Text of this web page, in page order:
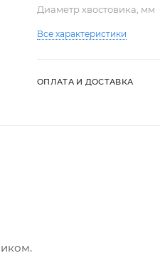
Диаметр хвостовика, мм
Все характеристики
ОПЛАТА И ДОСТАВКА